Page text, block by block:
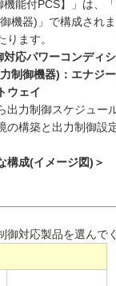
機能付PCS】」は、
機器)」で構成されま
ます。
対応パワーコンディ
制御機器)：エナジ
ウェイ
出力制御スケジュー
の構築と出力制御設
構成(イメージ図)＞
対応製品を選んで